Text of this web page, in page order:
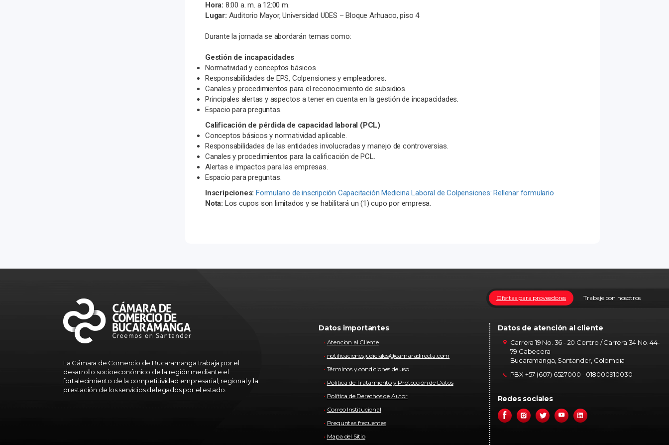
Hora: 8:00 a. m. a 12:00 m.
Lugar: Auditorio Mayor, Universidad UDES – Bloque Arhuaco, piso 4
Durante la jornada se abordarán temas como:
Gestión de incapacidades
Normatividad y conceptos básicos.
Responsabilidades de EPS, Colpensiones y empleadores.
Canales y procedimientos para el reconocimiento de subsidios.
Principales alertas y aspectos a tener en cuenta en la gestión de incapacidades.
Espacio para preguntas.
Calificación de pérdida de capacidad laboral (PCL)
Conceptos básicos y normatividad aplicable.
Responsabilidades de las entidades involucradas y manejo de controversias.
Canales y procedimientos para la calificación de PCL.
Alertas e impactos para las empresas.
Espacio para preguntas.
Inscripciones: Formulario de inscripción Capacitación Medicina Laboral de Colpensiones: Rellenar formulario
Nota: Los cupos son limitados y se habilitará un (1) cupo por empresa.
La Cámara de Comercio de Bucaramanga trabaja por el
desarrollo socioeconómico de la región mediante el
fortalecimiento de la competitividad empresarial, regional y la
prestación de los servicios delegados por el estado.
Trabaje con nosotros
Ofertas para proveedores
Datos importantes
Atencion al Cliente
notificacionesjudiciales@camaradirecta.com
Términos y condiciones de uso
Política de Tratamiento y Protección de Datos
Política de Derechos de Autor
Correo Institucional
Preguntas frecuentes
Mapa del Sitio
Datos de atención al cliente
Carrera 19 No. 36 - 20 Centro / Carrera 34 No. 44-
79 Cabecera
Bucaramanga, Santander, Colombia
PBX +57 (607) 6527000 - 018000910030
Redes sociales